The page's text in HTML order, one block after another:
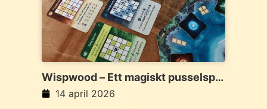
Wispwood – Ett magiskt pusselspel
där skogen ständigt förändras
14 april 2026